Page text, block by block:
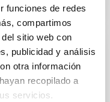
funciones de redes
compartimos
sitio web con
publicidad y análisis
otra información
recopilado a
servicios.
with
and